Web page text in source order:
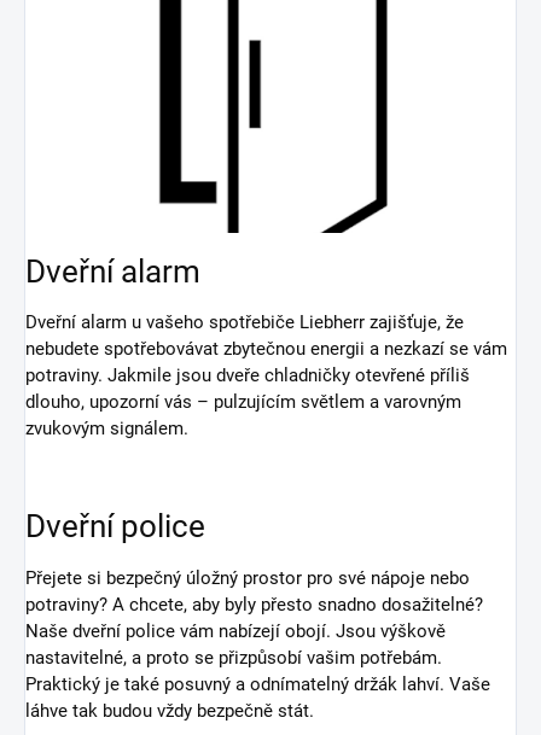
Dveřní alarm
Dveřní alarm u vašeho spotřebiče Liebherr zajišťuje, že
nebudete spotřebovávat zbytečnou energii a nezkazí se vám
potraviny. Jakmile jsou dveře chladničky otevřené příliš
dlouho, upozorní vás – pulzujícím světlem a varovným
zvukovým signálem.
Dveřní police
Přejete si bezpečný úložný prostor pro své nápoje nebo
potraviny? A chcete, aby byly přesto snadno dosažitelné?
Naše dveřní police vám nabízejí obojí. Jsou výškově
nastavitelné, a proto se přizpůsobí vašim potřebám.
Praktický je také posuvný a odnímatelný držák lahví. Vaše
láhve tak budou vždy bezpečně stát.